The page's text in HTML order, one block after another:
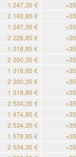
1 247,35 €
2 163,85 €
1 247,35 €
2 228,85 €
1 318,85 €
2 300,35 €
1 318,85 €
2 300,35 €
1 318,85 €
2 534,35 €
1 474,85 €
2 534,35 €
1 578,85 €
2 534,35 €